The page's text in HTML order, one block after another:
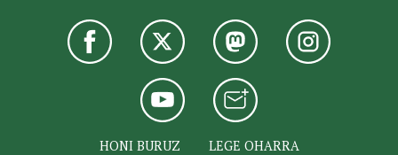
HONI BURUZ
LEGE OHARRA